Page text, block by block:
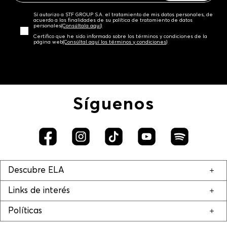
Sí autorizo a STF GROUP S.A. el tratamiento de mis datos personales, de
acuerdo a las finalidades de su política de tratamiento de datos
personales‎(Consúltala aquí)
Certifico que he sido informado sobre los términos y condiciones de la
página web‎(Consúltal aquí los términos y condiciones)
Síguenos
Descubre ELA
Links de interés
Políticas